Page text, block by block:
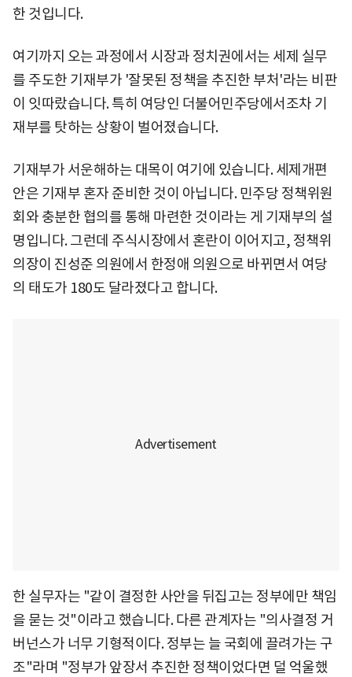
한 것입니다.
여기까지 오는 과정에서 시장과 정치권에서는 세제 실무
를 주도한 기재부가 '잘못된 정책을 추진한 부처'라는 비판
이 잇따랐습니다. 특히 여당인 더불어민주당에서조차 기
재부를 탓하는 상황이 벌어졌습니다.
기재부가 서운해하는 대목이 여기에 있습니다. 세제개편
안은 기재부 혼자 준비한 것이 아닙니다. 민주당 정책위원
회와 충분한 협의를 통해 마련한 것이라는 게 기재부의 설
명입니다. 그런데 주식시장에서 혼란이 이어지고, 정책위
의장이 진성준 의원에서 한정애 의원으로 바뀌면서 여당
의 태도가 180도 달라졌다고 합니다.
한 실무자는 "같이 결정한 사안을 뒤집고는 정부에만 책임
을 묻는 것"이라고 했습니다. 다른 관계자는 "의사결정 거
버넌스가 너무 기형적이다. 정부는 늘 국회에 끌려가는 구
조"라며 "정부가 앞장서 추진한 정책이었다면 덜 억울했